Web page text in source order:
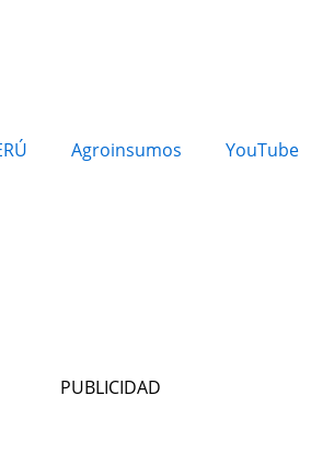
Agroinsumos YouTube
PUBLICIDAD